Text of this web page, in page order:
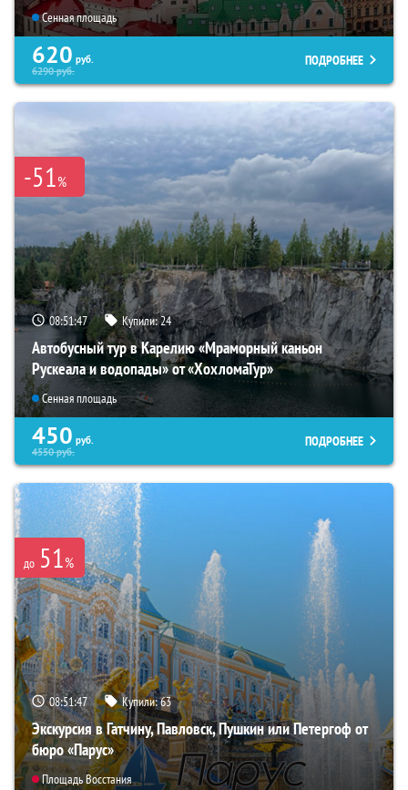
Сенная площадь
620 руб.
6290руб.
ПОДРОБНЕЕ
-51%
08:51:46 Купили:24
Автобусный тур в Карелию «Мраморный каньон
Рускеала и водопады» от «ХохломаТур»
Сенная площадь
450 руб.
4550руб.
ПОДРОБНЕЕ
до 51%
08:51:46 Купили:63
Экскурсия в Гатчину, Павловск, Пушкин или Петергоф от
бюро «Парус»
Площадь Восстания